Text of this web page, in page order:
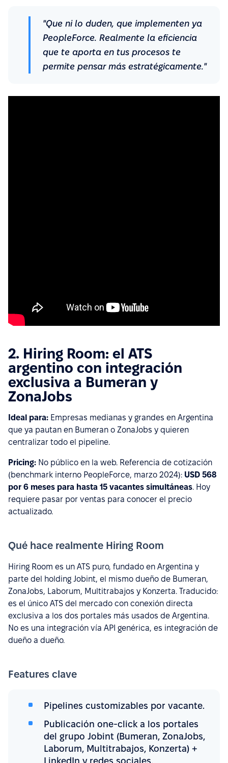
"Que ni lo duden, que implementen ya
PeopleForce. Realmente la eficiencia
que te aporta en tus procesos te
permite pensar más estratégicamente."
2. Hiring Room: el ATS
argentino con integración
exclusiva a Bumeran y
ZonaJobs
Ideal para: Empresas medianas y grandes en Argentina
que ya pautan en Bumeran o ZonaJobs y quieren
centralizar todo el pipeline.
Pricing: No público en la web. Referencia de cotización
(benchmark interno PeopleForce, marzo 2024): USD 568
por 6 meses para hasta 15 vacantes simultáneas. Hoy
requiere pasar por ventas para conocer el precio
actualizado.
Qué hace realmente Hiring Room
Hiring Room es un ATS puro, fundado en Argentina y
parte del holding Jobint, el mismo dueño de Bumeran,
ZonaJobs, Laborum, Multitrabajos y Konzerta. Traducido:
es el único ATS del mercado con conexión directa
exclusiva a los dos portales más usados de Argentina.
No es una integración vía API genérica, es integración de
dueño a dueño.
Features clave
Pipelines customizables por vacante.
Publicación one-click a los portales
del grupo Jobint (Bumeran, ZonaJobs,
Laborum, Multitrabajos, Konzerta) +
LinkedIn y redes sociales.